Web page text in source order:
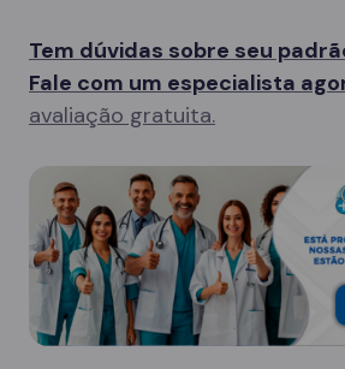
Tem dúvidas sobre seu
Fale com um especialista
avaliação gratuita.